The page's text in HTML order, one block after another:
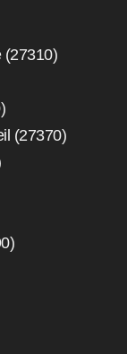
(27310)
(27370)